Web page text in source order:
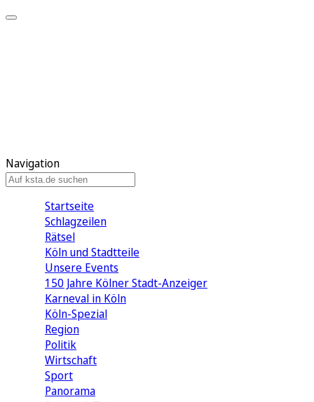
Navigation
Startseite
Schlagzeilen
Rätsel
Köln und Stadtteile
Unsere Events
150 Jahre Kölner Stadt-Anzeiger
Karneval in Köln
Köln-Spezial
Region
Politik
Wirtschaft
Sport
Panorama